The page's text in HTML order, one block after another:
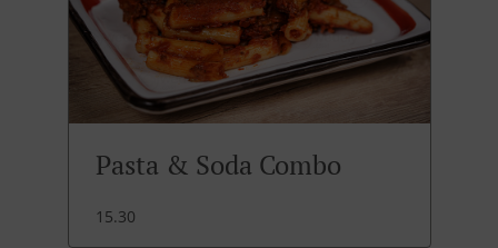
Pasta & Soda Combo
15.30